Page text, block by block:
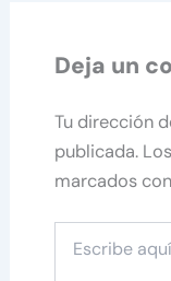
Deja un
Tu dirección
publicada.
marcados con
aquí...